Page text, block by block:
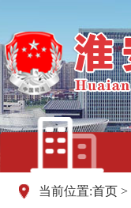
当前位置:首页 >